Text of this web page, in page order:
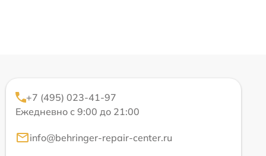
+7 (495) 023-41-97
Ежедневно с 9:00 до 21:00
info@behringer-repair-center.ru